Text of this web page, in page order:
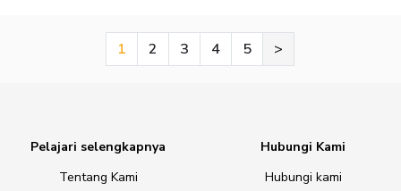
1 2 3 4 5 >
Pelajari selengkapnya
Tentang Kami
Hubungi Kami
Hubungi kami